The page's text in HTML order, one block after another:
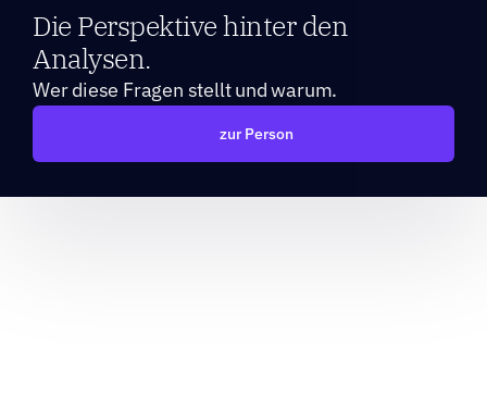
Die Perspektive hinter den
Analysen.
Wer diese Fragen stellt und warum.
zur Person